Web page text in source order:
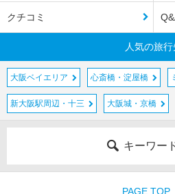
クチコミ
人気の旅行
大阪ベイエリア 心斎橋・淀屋橋
新大阪駅周辺・十三 大阪城・京橋
キーワー
PAGE TOP